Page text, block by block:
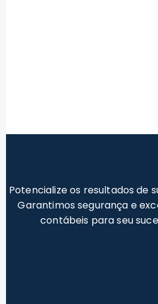
Potencialize os resultados de
Garantimos segurança e
contábeis para seu